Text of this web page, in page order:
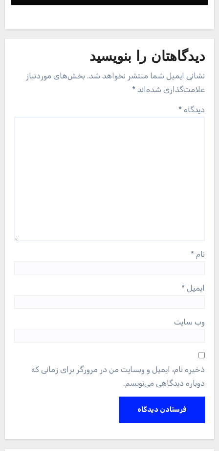
دیدگاهتان را بنویسید
نشانی ایمیل شما منتشر نخواهد شد. بخش‌های موردنیاز
علامت‌گذاری شده‌اند *
دیدگاه *
نام *
ایمیل *
وب‌ سایت
ذخیره نام، ایمیل و وبسایت من در مرورگر برای زمانی که
دوباره دیدگاهی می‌نویسم.